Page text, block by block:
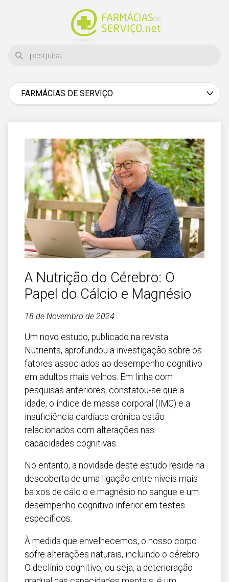
FARMÁCIAS DE SERVIÇO
Braga
Bragança
Castelo Branco
Coimbra
Évora
Faro
Guarda
Lisboa
Portalegre
Porto
Santarém
Setúbal
Viana do Castelo
Vila Real
Viseu
Madeira
Açores
A Nutrição do Cérebro: O
Papel do Cálcio e Magnésio
18 de Novembro de 2024
Um novo estudo, publicado na revista
Nutrients, aprofundou a investigação sobre os
fatores associados ao desempenho cognitivo
em adultos mais velhos. Em linha com
pesquisas anteriores, constatou-se que a
idade, o índice de massa corporal (IMC) e a
insuficiência cardíaca crónica estão
relacionados com alterações nas
capacidades cognitivas.
No entanto, a novidade deste estudo reside na
descoberta de uma ligação entre níveis mais
baixos de cálcio e magnésio no sangue e um
desempenho cognitivo inferior em testes
específicos.
À medida que envelhecemos, o nosso corpo
sofre alterações naturais, incluindo o cérebro.
O declínio cognitivo, ou seja, a deterioração